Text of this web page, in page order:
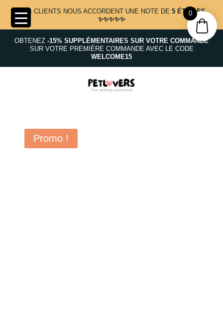
NOS CLIENTS NOUS ACCORDENT UNE NOTE DE5 ÉTOILES
✨✨✨✨✨
OBTENEZ -15% SUPPLÉMENTAIRES SUR VOTRE COMMANDE
SUR VOTRE PREMIÈRE COMMANDE AVEC LE CODE
WELCOME15
Promo !
0